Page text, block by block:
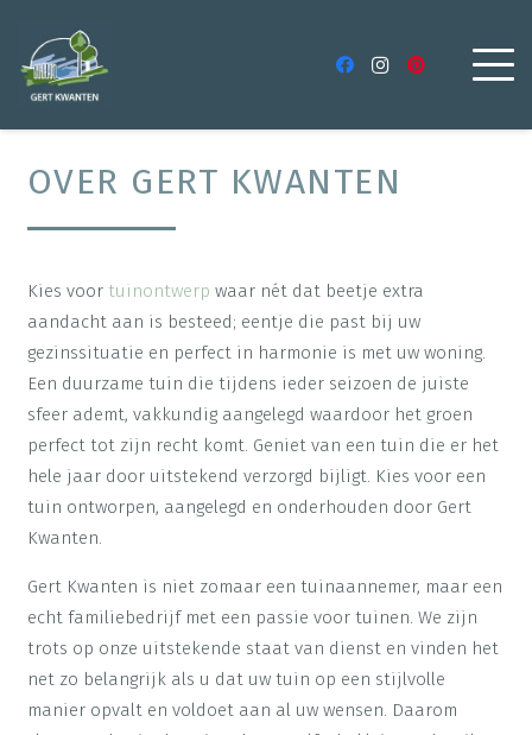
OVER GERT KWANTEN
Kies voor tuinontwerp waar nét dat beetje extra
aandacht aan is besteed; eentje die past bij uw
gezinssituatie en perfect in harmonie is met uw woning.
Een duurzame tuin die tijdens ieder seizoen de juiste
sfeer ademt, vakkundig aangelegd waardoor het groen
perfect tot zijn recht komt. Geniet van een tuin die er het
hele jaar door uitstekend verzorgd bijligt. Kies voor een
tuin ontworpen, aangelegd en onderhouden door Gert
Kwanten.
Gert Kwanten is niet zomaar een tuinaannemer, maar een
echt familiebedrijf met een passie voor tuinen. We zijn
trots op onze uitstekende staat van dienst en vinden het
net zo belangrijk als u dat uw tuin op een stijlvolle
manier opvalt en voldoet aan al uw wensen. Daarom